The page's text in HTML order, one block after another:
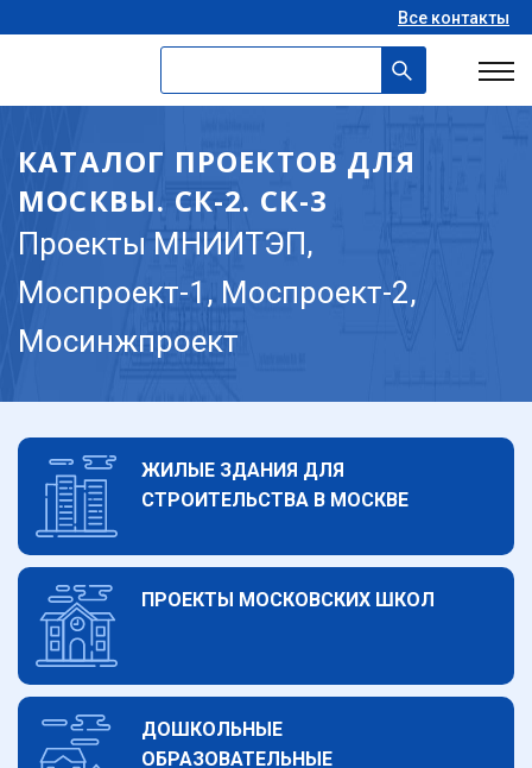
Все контакты
КАТАЛОГ ПРОЕКТОВ ДЛЯ
МОСКВЫ. СК-2. СК-3
Проекты МНИИТЭП,
Моспроект-1, Моспроект-2,
Мосинжпроект
ЖИЛЫЕ ЗДАНИЯ ДЛЯ
СТРОИТЕЛЬСТВА В МОСКВЕ
ПРОЕКТЫ МОСКОВСКИХ ШКОЛ
ДОШКОЛЬНЫЕ
ОБРАЗОВАТЕЛЬНЫЕ